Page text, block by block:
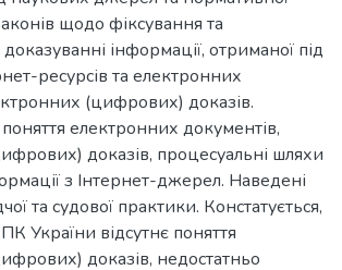
щодо фіксування та
інформації, отриманої під
ресурсів та електронних
(цифрових) доказів.
електронних документів,
доказів, процесуальні шляхи
з Інтернет-джерел. Наведені
та судової практики. Констатується,
України відсутнє поняття
доказів, недостатньо